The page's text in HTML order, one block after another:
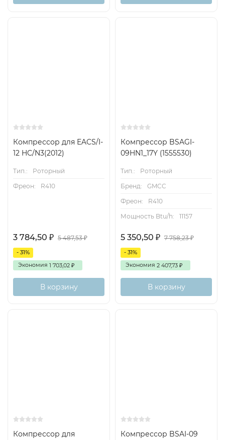
Компрессор для EACS/I-
12 HC/N3(2012)
Тип.:
Роторный
Фреон:
R410
3 784,50 ₽ 5 487,53₽
- 31%
Экономия 1 703,02 ₽
В корзину
Компрессор BSAGI-
09HN1_17Y (1555530)
Тип.:
Роторный
Бренд:
GMCC
Фреон:
R410
Мощность Btu/h:
11157
5 350,50 ₽ 7 758,23₽
- 31%
Экономия 2 407,73 ₽
В корзину
Компрессор для
Компрессор BSAI-09